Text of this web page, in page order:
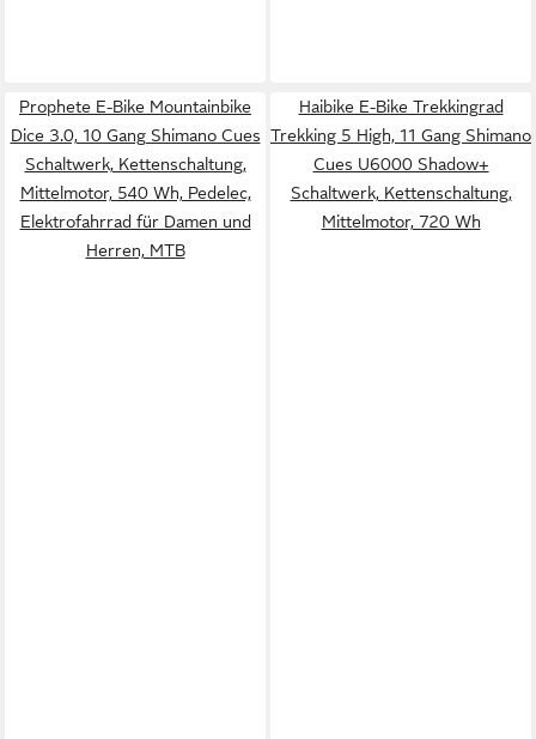
Prophete E-Bike Mountainbike
Dice 3.0, 10 Gang Shimano Cues
Schaltwerk, Kettenschaltung,
Mittelmotor, 540 Wh, Pedelec,
Elektrofahrrad für Damen und
Herren, MTB
Haibike E-Bike Trekkingrad
Trekking 5 High, 11 Gang Shimano
Cues U6000 Shadow+
Schaltwerk, Kettenschaltung,
Mittelmotor, 720 Wh